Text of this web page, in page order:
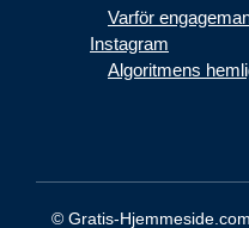
Varför
Instagram
Algoritmens
© Gratis-